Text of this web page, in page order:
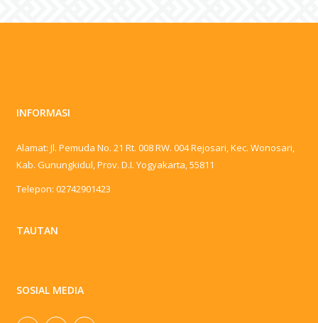
INFORMASI
Alamat: Jl. Pemuda No. 21 Rt. 008 RW. 004 Rejosari, Kec. Wonosari,
Kab. Gunungkidul, Prov. D.I. Yogyakarta, 55811
Telepon: 02742901423
TAUTAN
SOSIAL MEDIA